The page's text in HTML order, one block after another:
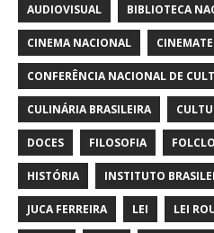
AUDIOVISUAL BIBLIOTECA
CINEMA NACIONAL
CONFERÊNCIA NACIONAL DE
CULINÁRIA BRASILEIRA
DOCES FILOSOFIA
HISTÓRIA INSTITUTO
JUCA FERREIRA LEI LEI